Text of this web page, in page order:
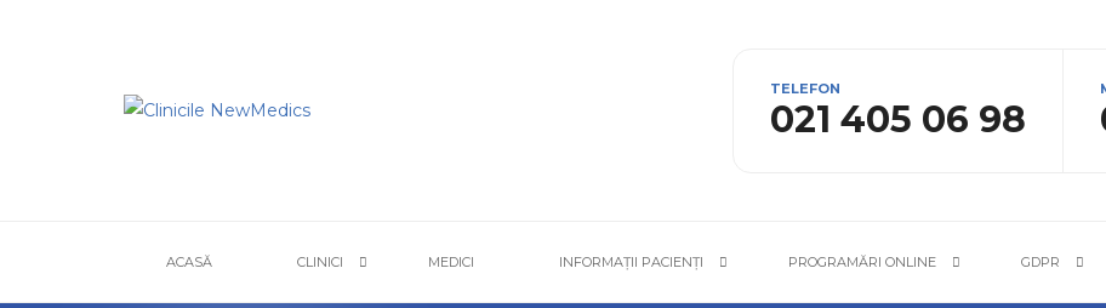
TELEFON
021 405 06 98
ACASĂ CLINICI MEDICI INFORMAȚII PACIENȚI PROGRAMĂRI ONLINE GDPR